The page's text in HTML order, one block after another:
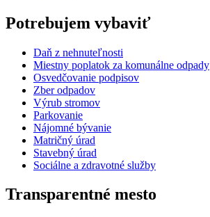
Potrebujem vybaviť
Daň z nehnuteľnosti
Miestny poplatok za komunálne odpady
Osvedčovanie podpisov
Zber odpadov
Výrub stromov
Parkovanie
Nájomné bývanie
Matričný úrad
Stavebný úrad
Sociálne a zdravotné služby
Transparentné mesto